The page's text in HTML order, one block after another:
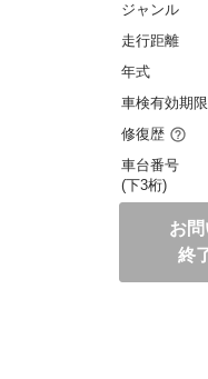
ジャンル
走行距離
年式
車検有効期限
修復歴
車台番号
(下3桁)
お
終